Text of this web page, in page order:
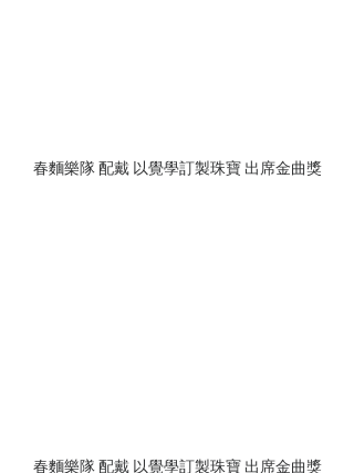
春麵樂隊 配戴 以覺學訂製珠寶 出席金曲獎
春麵樂隊 配戴 以覺學訂製珠寶 出席金曲獎